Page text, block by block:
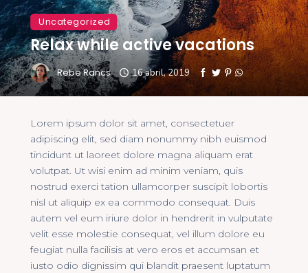
Riviews
Recursos
Acerca de
Contacto
Uncategorized
Relax while active vacations
Rebe Rancs 16 abril, 2019
Lorem ipsum dolor sit amet, consectetuer
adipiscing elit, sed diam nonummy nibh euismod
tincidunt ut laoreet dolore magna aliquam erat
volutpat. Ut wisi enim ad minim veniam, quis
nostrud exerci tation ullamcorper suscipit lobortis
nisl ut aliquip ex ea commodo consequat. Duis
autem vel eum iriure dolor in hendrerit in vulputate
velit esse molestie consequat, vel illum dolore eu
feugiat nulla facilisis at vero eros et accumsan et
iusto odio dignissim qui blandit praesent luptatum